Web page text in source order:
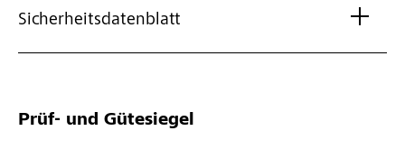
Sicherheitsdatenblatt
Prüf- und Gütesiegel